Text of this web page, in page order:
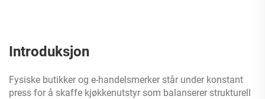
Introduksjon
Fysiske butikker og e-handelsmerker står under konstant
press for å skaffe kjøkkenutstyr som balanserer strukturell